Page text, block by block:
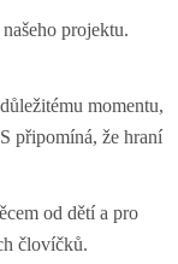
projektu.
momentu,
připomíná, že hraní
od dětí a pro
človíčků.